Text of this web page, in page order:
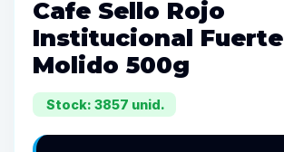
Cafe Sello Rojo
Institucional Fuerte
Molido 500g
Stock: 3857 unid.